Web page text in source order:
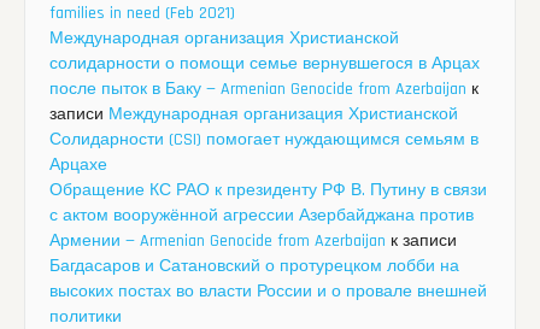
families in need (Feb 2021)
Международная организация Христианской
солидарности о помощи семье вернувшегося в Арцах
после пыток в Баку — Armenian Genocide from Azerbaijan к
записи Международная организация Христианской
Солидарности (CSI) помогает нуждающимся семьям в
Арцахе
Обращение КС РАО к президенту РФ В. Путину в связи
с актом вооружённой агрессии Азербайджана против
Армении — Armenian Genocide from Azerbaijan к записи
Багдасаров и Сатановский о протурецком лобби на
высоких постах во власти России и о провале внешней
политики